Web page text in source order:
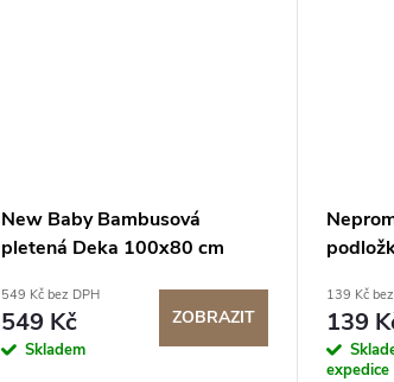
New Baby Bambusová
pletená Deka 100x80 cm
549 Kč bez DPH
549 Kč
Skladem
ZOBRAZIT
139 Kč
139